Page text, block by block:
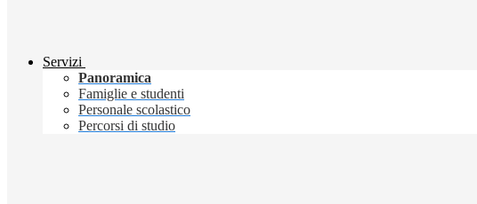
Servizi
Panoramica
Famiglie e studenti
Personale scolastico
Percorsi di studio